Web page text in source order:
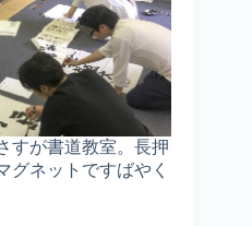
すが書道教室。長押
グネットですばやく